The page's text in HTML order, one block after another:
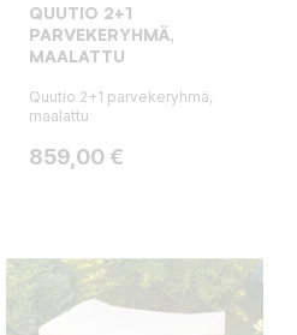
QUUTIO 2+1
PARVEKERYHMÄ,
MAALATTU
Quutio 2+1 parvekeryhmä,
maalattu
Hinta
859,00 €